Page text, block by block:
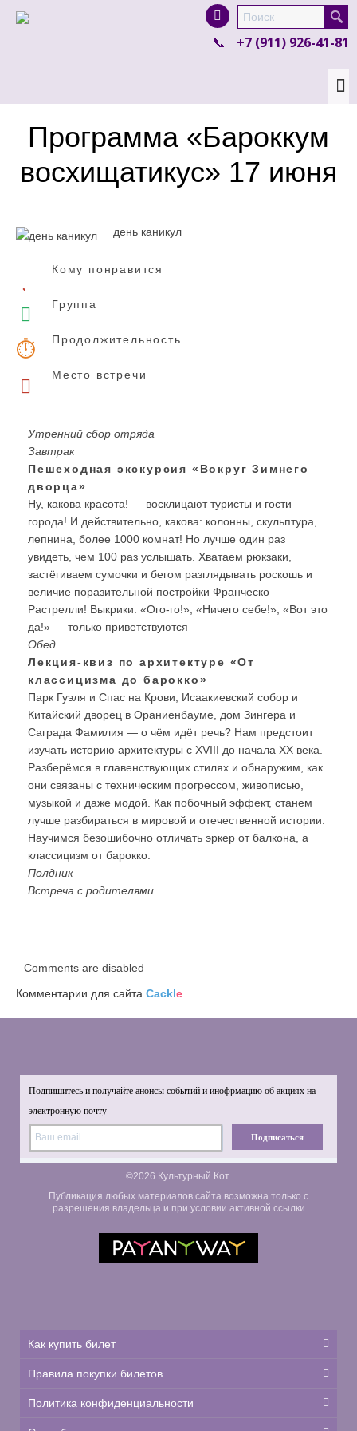
product in a size size .
colour items.
+7 (911) 926-41-81
Программа «Бароккум
восхищатикус» 17 июня
день каникул
Кому понравится
Группа
Продолжительность
Место встречи
Утренний сбор отряда
Завтрак
Пешеходная экскурсия «Вокруг Зимнего
дворца»
Ну, какова красота! — восклицают туристы и гости
города! И действительно, какова: колонны, скульптура,
лепнина, более 1000 комнат! Но лучше один раз
увидеть, чем 100 раз услышать. Хватаем рюкзаки,
застёгиваем сумочки и бегом разглядывать роскошь и
величие поразительной постройки Франческо
Растрелли! Выкрики: «Ого-го!», «Ничего себе!», «Вот это
да!» — только приветствуются
Обед
Лекция-квиз по архитектуре «От
классицизма до барокко»
Парк Гуэля и Спас на Крови, Исаакиевский собор и
Китайский дворец в Ораниенбауме, дом Зингера и
Саграда Фамилия — о чём идёт речь? Нам предстоит
изучать историю архитектуры с XVIII до начала XX века.
Разберёмся в главенствующих стилях и обнаружим, как
они связаны с техническим прогрессом, живописью,
музыкой и даже модой. Как побочный эффект, станем
лучше разбираться в мировой и отечественной истории.
Научимся безошибочно отличать эркер от балкона, а
классицизм от барокко.
Полдник
Встреча с родителями
Comments are disabled
Комментарии для сайта Cackle
Подпишитесь и получайте анонсы событий и инофрмацию об акциях на
электронную почту
Подписаться
©2026 Культурный Кот.
Публикация любых материалов сайта возможна только с
разрешения владельца и при условии активной ссылки
Как купить билет
Правила покупки билетов
Политика конфиденциальности